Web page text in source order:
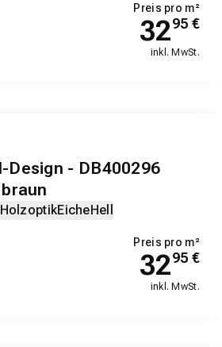
Preis pro m²
3295 €
inkl. MwSt.
Design - DB400296
HolzoptikEicheHell
Preis pro m²
3295 €
inkl. MwSt.